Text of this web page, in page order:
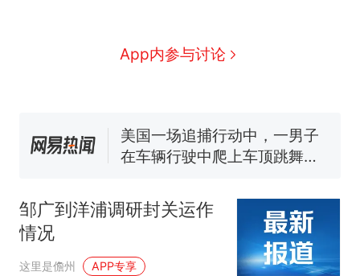
App内参与讨论
争议，此前一天内数万人从摩
洛哥涌入西班牙
新 费大厨“全国小炒肉大王”称
140多朵
美国一场追捕行动中，一男子
在车辆行驶中爬上车顶跳舞。
官方通报
美国渔民钓获鲨鱼徒手将其拽
回大海 目击者直呼震惊 （视频
来源：参考消息）
热 西班牙飞地休达边境，摩洛
邹广到洋浦调研封关运作
情况
这里是儋州 APP专享